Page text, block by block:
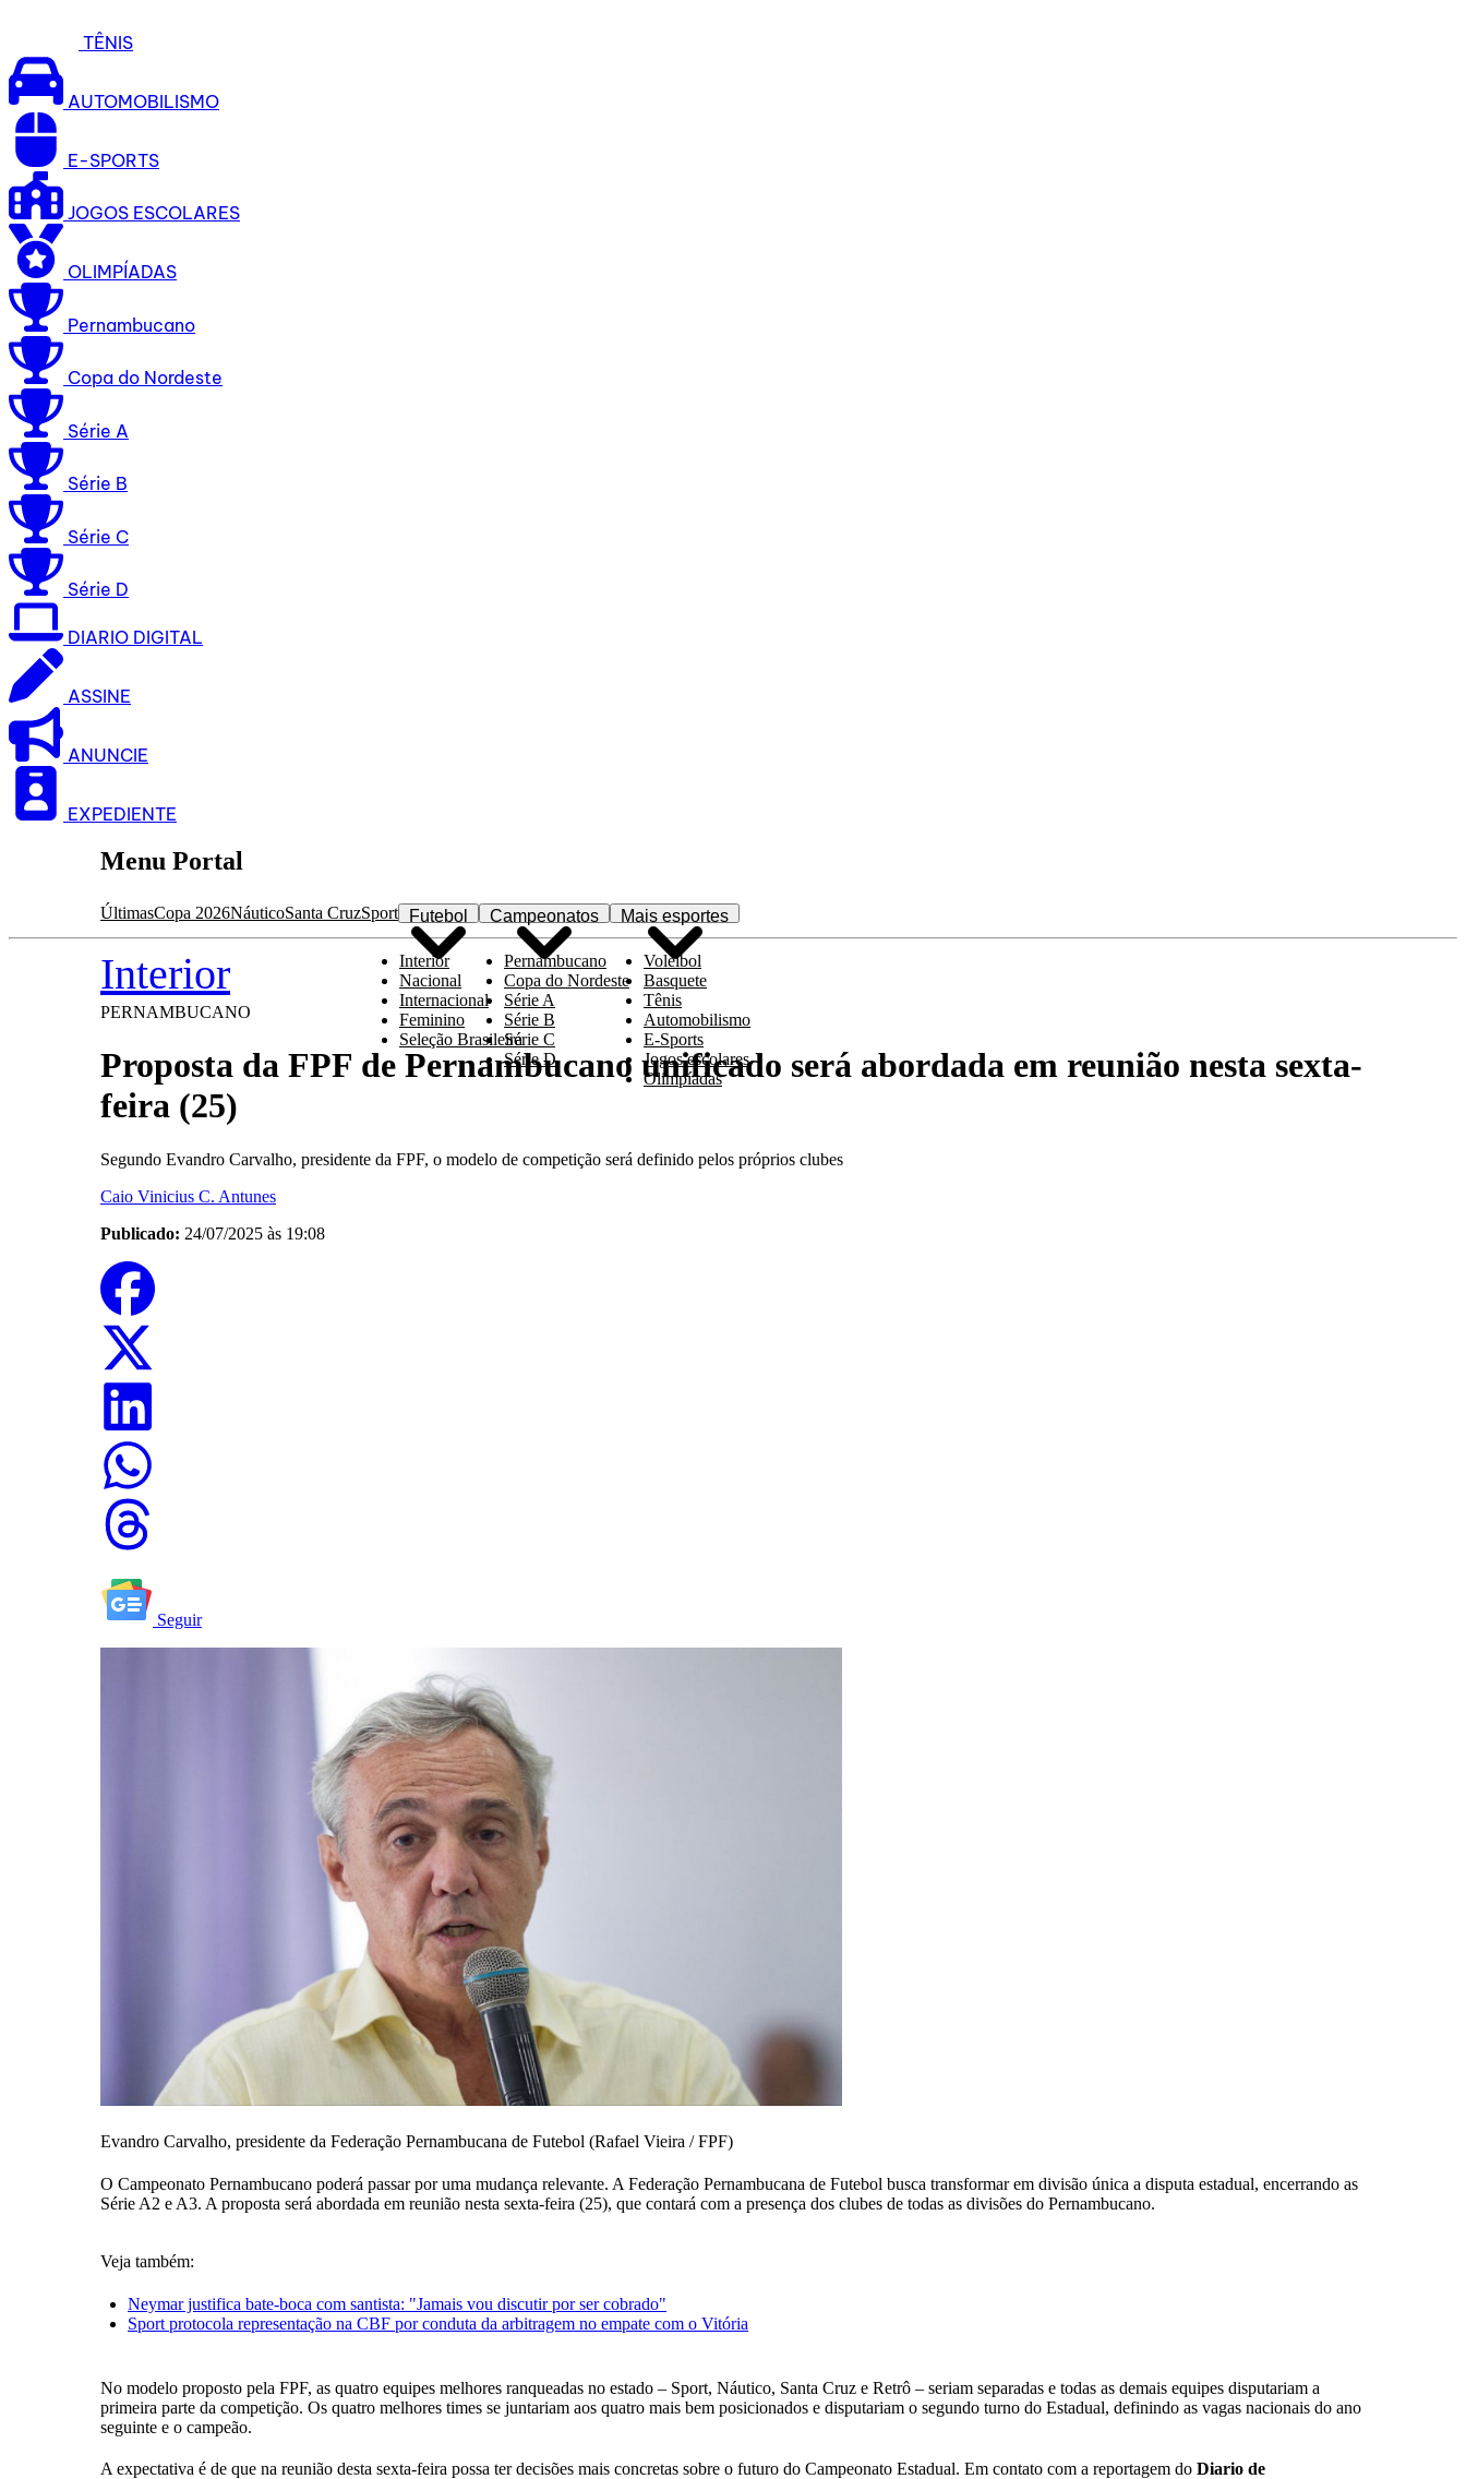
TÊNIS
AUTOMOBILISMO
E-SPORTS
JOGOS ESCOLARES
OLIMPÍADAS
Pernambucano
Copa do Nordeste
Série A
Série B
Série C
Série D
DIARIO DIGITAL
ASSINE
ANUNCIE
EXPEDIENTE
Menu Portal
ÚltimasCopa 2026NáuticoSanta CruzSport Futebol
Interior
Nacional
Internacional
Feminino
Seleção Brasileira
Campeonatos
Pernambucano
Copa do Nordeste
Série A
Série B
Série C
Série D
Mais esportes
Voleibol
Basquete
Tênis
Automobilismo
E-Sports
Jogos escolares
Olimpíadas
Interior
PERNAMBUCANO
Proposta da FPF de Pernambucano unificado será abordada em reunião nesta sexta-
feira (25)
Segundo Evandro Carvalho, presidente da FPF, o modelo de competição será definido pelos próprios clubes
Caio Vinicius C. Antunes
Publicado: 24/07/2025 às 19:08
Seguir
Evandro Carvalho, presidente da Federação Pernambucana de Futebol (Rafael Vieira / FPF)
O Campeonato Pernambucano poderá passar por uma mudança relevante. A Federação Pernambucana de Futebol busca transformar em divisão única a disputa estadual, encerrando as
Série A2 e A3. A proposta será abordada em reunião nesta sexta-feira (25), que contará com a presença dos clubes de todas as divisões do Pernambucano.
Veja também:
Neymar justifica bate-boca com santista: "Jamais vou discutir por ser cobrado"
Sport protocola representação na CBF por conduta da arbitragem no empate com o Vitória
No modelo proposto pela FPF, as quatro equipes melhores ranqueadas no estado – Sport, Náutico, Santa Cruz e Retrô – seriam separadas e todas as demais equipes disputariam a
primeira parte da competição. Os quatro melhores times se juntariam aos quatro mais bem posicionados e disputariam o segundo turno do Estadual, definindo as vagas nacionais do ano
seguinte e o campeão.
A expectativa é de que na reunião desta sexta-feira possa ter decisões mais concretas sobre o futuro do Campeonato Estadual. Em contato com a reportagem do Diario de